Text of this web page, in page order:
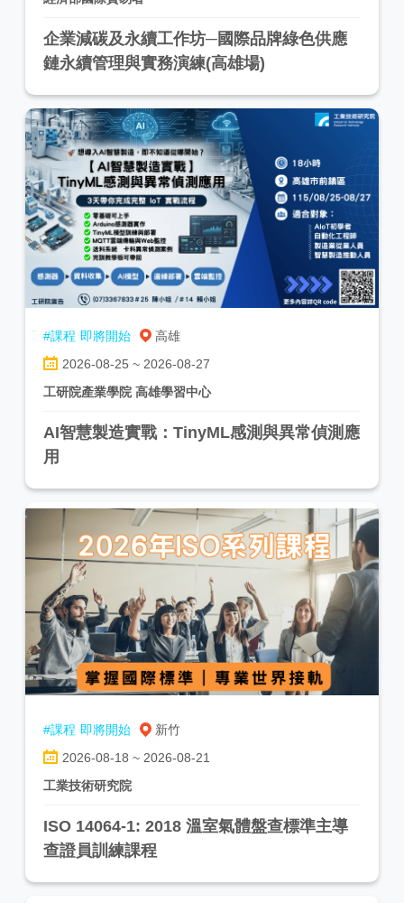
企業減碳及永續工作坊─國際品牌綠色供應
鏈永續管理與實務演練(高雄場)
#課程 即將開始
高雄
2026-08-25 ~ 2026-08-27
工研院產業學院 高雄學習中心
AI智慧製造實戰：TinyML感測與異常偵測應
用
#課程 即將開始
新竹
2026-08-18 ~ 2026-08-21
工業技術研究院
ISO 14064-1: 2018 溫室氣體盤查標準主導
查證員訓練課程